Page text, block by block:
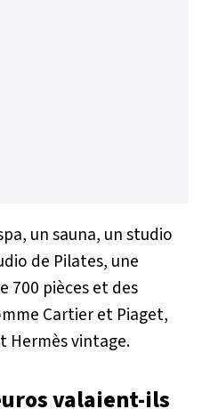
un sauna, un studio
de Pilates, une
700 pièces et des
Cartier et Piaget,
Hermès vintage.
valaient-ils